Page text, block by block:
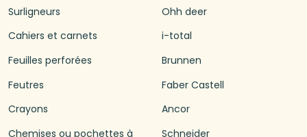
Surligneurs
Cahiers et carnets
Feuilles perforées
Feutres
Crayons
Chemises ou pochettes à
Ohh deer
i-total
Brunnen
Faber Castell
Ancor
Schneider